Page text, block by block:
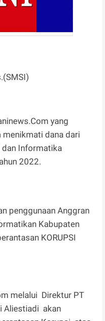
yang
dana dari
Informatika
2022.
penggunaan Anggran
Kabupaten
KORUPSI
melalui Direktur PT
Aliestiadi akan